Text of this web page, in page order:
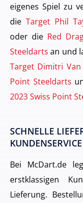
eigenes Spiel zu
die Target Phil
oder die Red
Steeldarts an und
Target Dimitri Van
Point Steeldarts
2023 Swiss Point
SCHNELLE
KUNDENSERVICE
Bei McDart.de
erstklassigen
Lieferung.